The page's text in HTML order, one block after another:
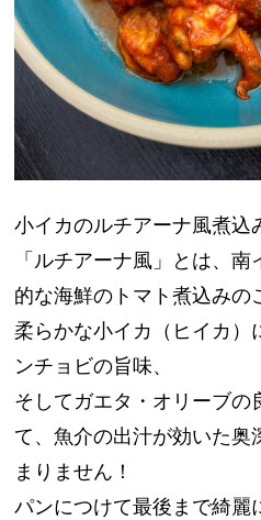
小イカのルチアーナ風煮込
「ルチアーナ風」とは、
的な海鮮のトマト煮込みの
柔らかな小イカ（ヒイカ）
ンチョビの旨味、
そしてガエタ・オリーブの
て、魚介の出汁が効いた奥
まりません！
パンにつけて最後まで綺麗